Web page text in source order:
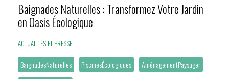
Baignades Naturelles : Transformez Votre Jardin
en Oasis Écologique
ACTUALITÉS ET PRESSE
BaignadesNaturelles PiscinesÉcologiques
AménagementPaysager